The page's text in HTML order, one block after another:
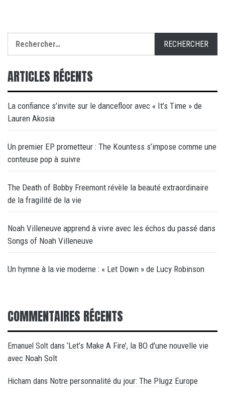
ARTICLES RÉCENTS
La confiance s’invite sur le dancefloor avec « It’s Time » de
Lauren Akosia
Un premier EP prometteur : The Kountess s’impose comme une
conteuse pop à suivre
The Death of Bobby Freemont révèle la beauté extraordinaire
de la fragilité de la vie
Noah Villeneuve apprend à vivre avec les échos du passé dans
Songs of Noah Villeneuve
Un hymne à la vie moderne : « Let Down » de Lucy Robinson
COMMENTAIRES RÉCENTS
Emanuel Solt dans ‘Let’s Make A Fire’, la BO d’une nouvelle vie
avec Noah Solt
Hicham dans Notre personnalité du jour: The Plugz Europe